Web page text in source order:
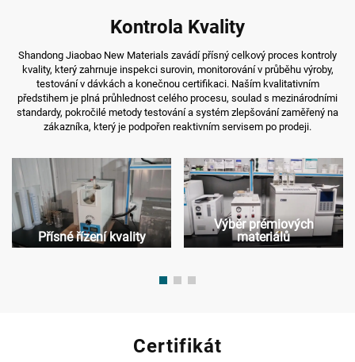
Kontrola Kvality
Shandong Jiaobao New Materials zavádí přísný celkový proces kontroly
kvality, který zahrnuje inspekci surovin, monitorování v průběhu výroby,
testování v dávkách a konečnou certifikaci. Naším kvalitativním
předstihem je plná průhlednost celého procesu, soulad s mezinárodními
standardy, pokročilé metody testování a systém zlepšování zaměřený na
zákazníka, který je podpořen reaktivním servisem po prodeji.
Přísné řízení kvality
Výběr prémiových
materiálů
Certifikát